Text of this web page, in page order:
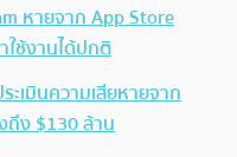
หายจาก App Store
ช้งานได้ปกติ
ะเมินความเสียหายจาก
ถึง $130 ล้าน